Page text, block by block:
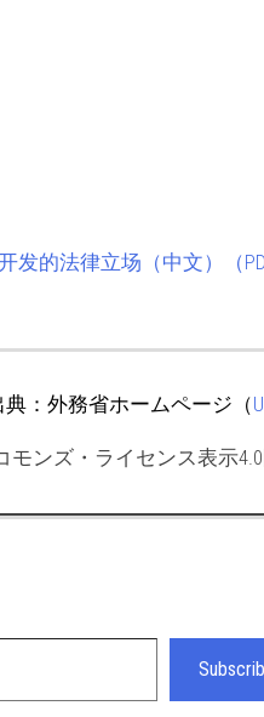
发的法律立场（中文）（
典：外務省ホームページ（
モンズ・ライセンス表示